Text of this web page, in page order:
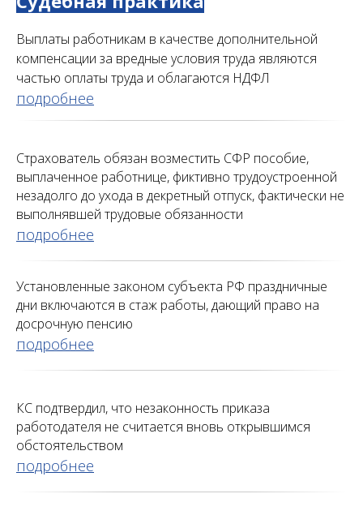
Выплаты работникам в качестве дополнительной
компенсации за вредные условия труда являются
частью оплаты труда и облагаются НДФЛ
подробнее
Страхователь обязан возместить СФР пособие,
выплаченное работнице, фиктивно трудоустроенной
незадолго до ухода в декретный отпуск, фактически не
выполнявшей трудовые обязанности
подробнее
Установленные законом субъекта РФ праздничные
дни включаются в стаж работы, дающий право на
досрочную пенсию
подробнее
КС подтвердил, что незаконность приказа
работодателя не считается вновь открывшимся
обстоятельством
подробнее